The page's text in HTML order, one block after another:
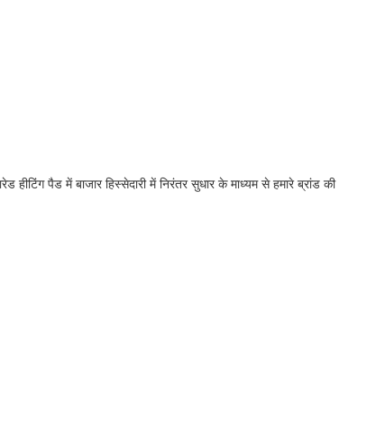
हीटिंग पैड में बाजार हिस्सेदारी में निरंतर सुधार के माध्यम से हमारे ब्रांड की